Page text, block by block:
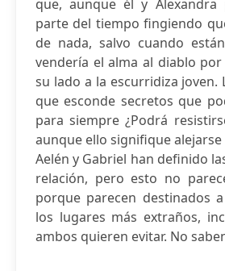
que, aunque él y Alexandra
parte del tiempo fingiendo
de nada, salvo cuando
vendería el alma al diablo
su lado a la escurridiza joven.
que esconde secretos que
para siempre ¿Podrá
aunque ello signifique alejarse
Aelén y Gabriel han definido
relación, pero esto no
porque parecen destinados
los lugares más extraños,
ambos quieren evitar. No